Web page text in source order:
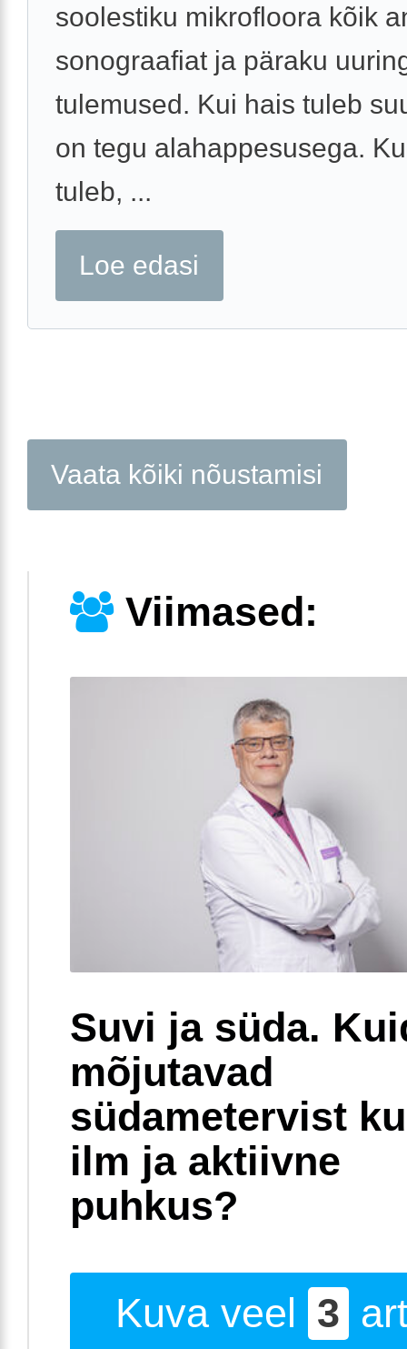
soolestiku mikrofloora kõik
sonograafiat ja päraku
tulemused. Kui hais tuleb
on tegu alahappesusega.
tuleb, ...
Loe edasi
Vaata kõiki nõustamisi
Viimased:
Suvi ja süda.
mõjutavad
südametervist
ilm ja aktiivne
puhkus?
Kuva veel 3